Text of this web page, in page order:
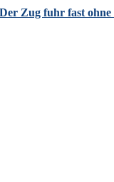
Der Zug fuhr fast